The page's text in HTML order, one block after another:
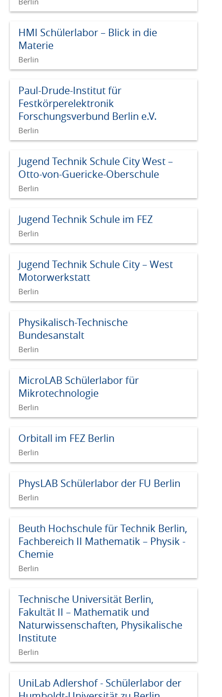
HMI Schülerlabor – Blick in die
Materie
Berlin
Paul-Drude-Institut für
Festkörperelektronik
Forschungsverbund Berlin e.V.
Berlin
Jugend Technik Schule City West –
Otto-von-Guericke-Oberschule
Berlin
Jugend Technik Schule im FEZ
Berlin
Jugend Technik Schule City – West
Motorwerkstatt
Berlin
Physikalisch-Technische
Bundesanstalt
Berlin
MicroLAB Schülerlabor für
Mikrotechnologie
Berlin
Orbitall im FEZ Berlin
Berlin
PhysLAB Schülerlabor der FU Berlin
Berlin
Beuth Hochschule für Technik Berlin,
Fachbereich II Mathematik – Physik -
Chemie
Berlin
Technische Universität Berlin,
Fakultät II – Mathematik und
Naturwissenschaften, Physikalische
Institute
Berlin
UniLab Adlershof - Schülerlabor der